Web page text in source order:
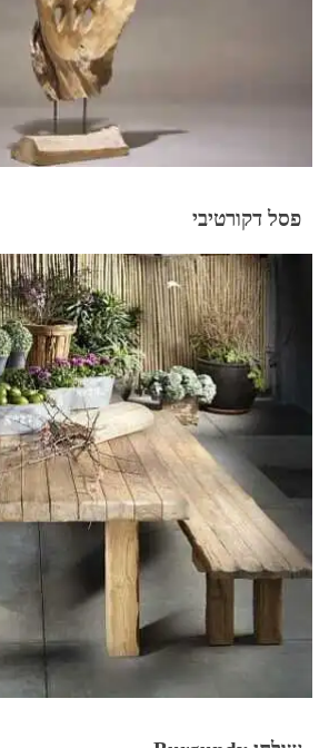
פסל דקורטיבי